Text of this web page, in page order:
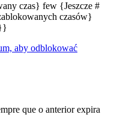
czas} few {Jeszcze #
czasów}
aby odblokować
que o anterior expira